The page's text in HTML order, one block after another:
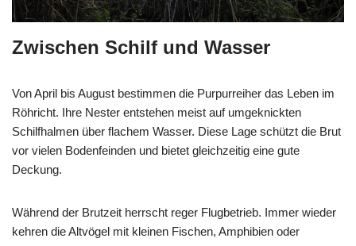
Zwischen Schilf und Wasser
Von April bis August bestimmen die Purpurreiher das Leben im
Röhricht. Ihre Nester entstehen meist auf umgeknickten
Schilfhalmen über flachem Wasser. Diese Lage schützt die Brut
vor vielen Bodenfeinden und bietet gleichzeitig eine gute
Deckung.
Während der Brutzeit herrscht reger Flugbetrieb. Immer wieder
kehren die Altvögel mit kleinen Fischen, Amphibien oder